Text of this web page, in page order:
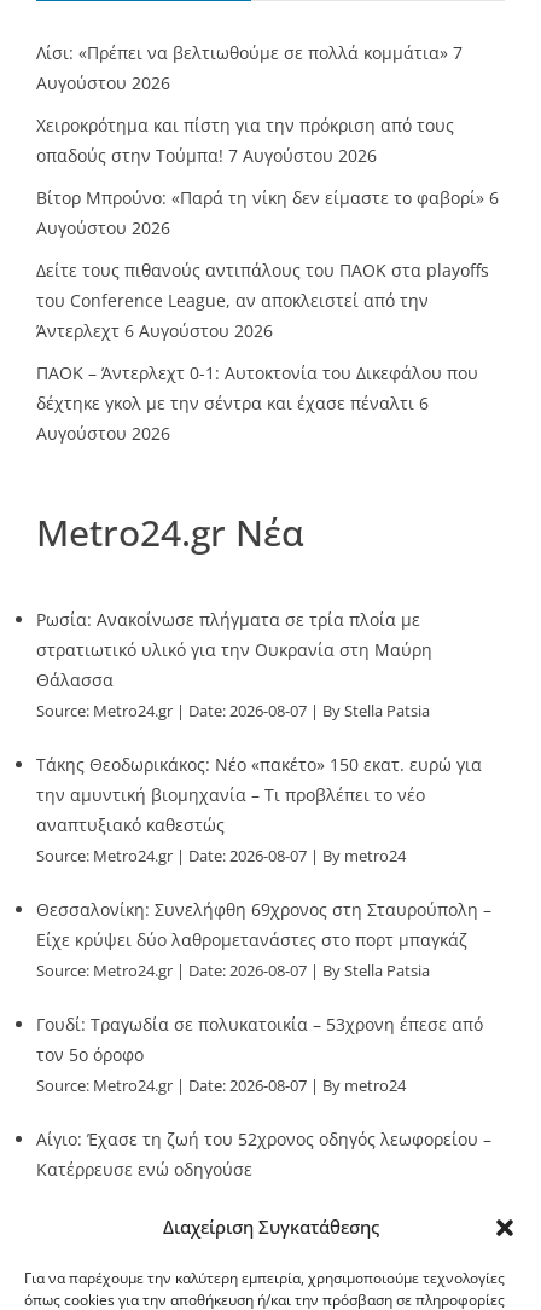
Διαχείριση Συγκατάθεσης
Για να παρέχουμε την καλύτερη εμπειρία, χρησιμοποιούμε τεχνολογίες
όπως cookies για την αποθήκευση ή/και την πρόσβαση σε πληροφορίες
Λίσι: «Πρέπει να βελτιωθούμε σε πολλά κομμάτια» 7
Αυγούστου 2026
Χειροκρότημα και πίστη για την πρόκριση από τους
οπαδούς στην Τούμπα! 7 Αυγούστου 2026
Βίτορ Μπρούνο: «Παρά τη νίκη δεν είμαστε το φαβορί» 6
Αυγούστου 2026
Δείτε τους πιθανούς αντιπάλους του ΠΑΟΚ στα playoffs
του Conference League, αν αποκλειστεί από την
Άντερλεχτ 6 Αυγούστου 2026
ΠΑΟΚ – Άντερλεχτ 0-1: Αυτοκτονία του Δικεφάλου που
δέχτηκε γκολ με την σέντρα και έχασε πέναλτι 6
Αυγούστου 2026
Metro24.gr Νέα
Ρωσία: Ανακοίνωσε πλήγματα σε τρία πλοία με
στρατιωτικό υλικό για την Ουκρανία στη Μαύρη
Θάλασσα
Source: Metro24.gr Date: 2026-08-07 By Stella Patsia
Τάκης Θεοδωρικάκος: Νέο «πακέτο» 150 εκατ. ευρώ για
την αμυντική βιομηχανία – Τι προβλέπει το νέο
αναπτυξιακό καθεστώς
Source: Metro24.gr Date: 2026-08-07 By metro24
Θεσσαλονίκη: Συνελήφθη 69χρονος στη Σταυρούπολη –
Είχε κρύψει δύο λαθρομετανάστες στο πορτ μπαγκάζ
Source: Metro24.gr Date: 2026-08-07 By Stella Patsia
Γουδί: Τραγωδία σε πολυκατοικία – 53χρονη έπεσε από
τον 5ο όροφο
Source: Metro24.gr Date: 2026-08-07 By metro24
Αίγιο: Έχασε τη ζωή του 52χρονος οδηγός λεωφορείου –
Κατέρρευσε ενώ οδηγούσε